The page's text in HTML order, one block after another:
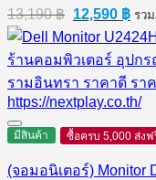
13,190฿ Original
price
was:
13,190 ฿.
12,590 ฿
price
is:
รว
มีสินค้า ซื้อครบ 5,000 ส่งฟ
(จอมอนิเตอร์) Monitor